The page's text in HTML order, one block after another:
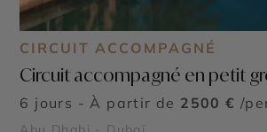
CIRCUIT ACCOMPAGNÉ
Circuit accompagné en petit
6 jours - À partir de 2500 € /